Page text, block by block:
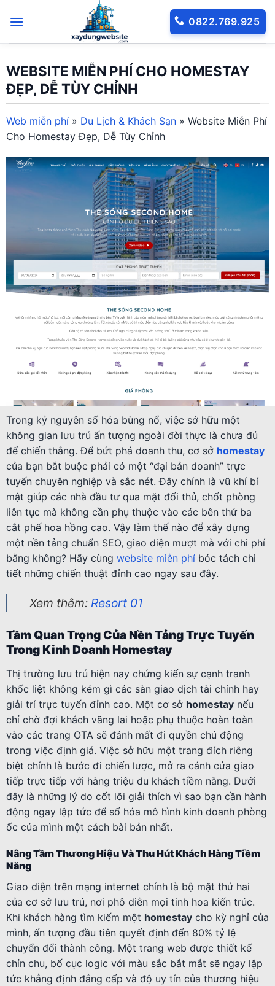
qua
0822.769.925
WEBSITE MIỄN PHÍ CHO HOMESTAY
ĐẸP, DỄ TÙY CHỈNH
Web miễn phí » Du Lịch & Khách Sạn » Website Miễn Phí
Cho Homestay Đẹp, Dễ Tùy Chỉnh
Trong kỷ nguyên số hóa bùng nổ, việc sở hữu một
không gian lưu trú ấn tượng ngoài đời thực là chưa đủ
để chiến thắng. Để bứt phá doanh thu, cơ sở homestay
của bạn bắt buộc phải có một “đại bản doanh” trực
tuyến chuyên nghiệp và sắc nét. Đây chính là vũ khí bí
mật giúp các nhà đầu tư qua mặt đối thủ, chốt phòng
liên tục mà không cần phụ thuộc vào các bên thứ ba
cắt phế hoa hồng cao. Vậy làm thế nào để xây dựng
một nền tảng chuẩn SEO, giao diện mượt mà với chi phí
bằng không? Hãy cùng website miễn phí bóc tách chi
tiết những chiến thuật đỉnh cao ngay sau đây.
Xem thêm: Resort 01
Tầm Quan Trọng Của Nền Tảng Trực Tuyến
Trong Kinh Doanh Homestay
Thị trường lưu trú hiện nay chứng kiến sự cạnh tranh
khốc liệt không kém gì các sàn giao dịch tài chính hay
giải trí trực tuyến đỉnh cao. Một cơ sở homestay nếu
chỉ chờ đợi khách vãng lai hoặc phụ thuộc hoàn toàn
vào các trang OTA sẽ đánh mất đi quyền chủ động
trong việc định giá. Việc sở hữu một trang đích riêng
biệt chính là bước đi chiến lược, mở ra cánh cửa giao
tiếp trực tiếp với hàng triệu du khách tiềm năng. Dưới
đây là những lý do cốt lõi giải thích vì sao bạn cần hành
động ngay lập tức để số hóa mô hình kinh doanh phòng
ốc của mình một cách bài bản nhất.
Nâng Tầm Thương Hiệu Và Thu Hút Khách Hàng Tiềm
Năng
Giao diện trên mạng internet chính là bộ mặt thứ hai
của cơ sở lưu trú, nơi phô diễn mọi tinh hoa kiến trúc.
Khi khách hàng tìm kiếm một homestay cho kỳ nghỉ của
mình, ấn tượng đầu tiên quyết định đến 80% tỷ lệ
chuyển đổi thành công. Một trang web được thiết kế
chỉn chu, bố cục logic với màu sắc bắt mắt sẽ ngay lập
tức khẳng định đẳng cấp và độ uy tín của thương hiệu